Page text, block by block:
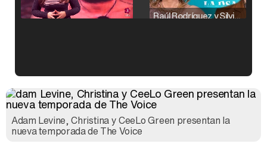
Raúl Rodríguez y Silvia Taulés nos cuentan su papel en 'La familia de la tele'
Adam Levine, Christina y CeeLo Green presentan la
nueva temporada de The Voice